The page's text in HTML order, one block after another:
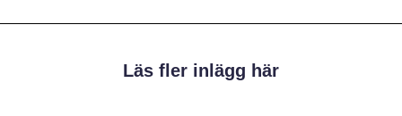
Läs fler inlägg här